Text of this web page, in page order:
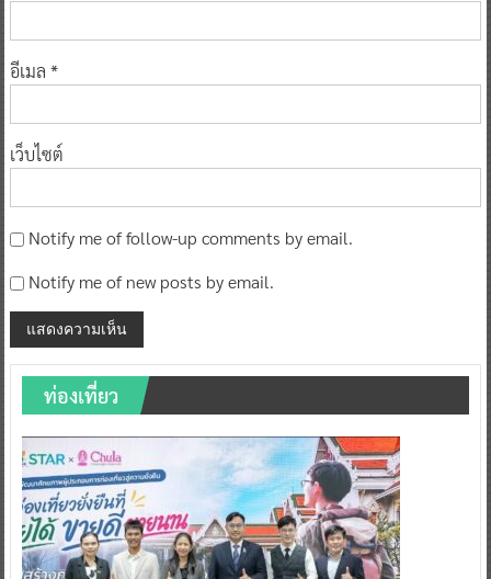
อีเมล *
เว็บไซต์
Notify me of follow-up comments by email.
Notify me of new posts by email.
ท่องเที่ยว